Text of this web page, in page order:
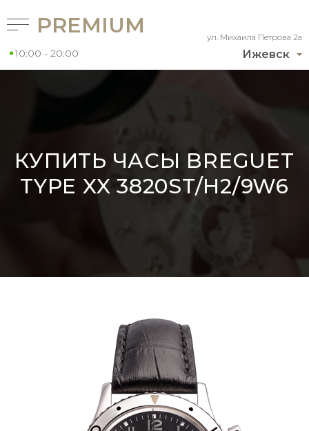
Ижевск
ул. Михаила Петрова 2а
PREMIUM
10:00 - 20:00
КУПИТЬ ЧАСЫ BREGUET
TYPE XX 3820ST/H2/9W6